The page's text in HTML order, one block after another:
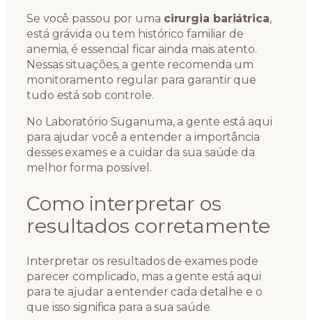
Se você passou por uma cirurgia bariátrica,
está grávida ou tem histórico familiar de
anemia, é essencial ficar ainda mais atento.
Nessas situações, a gente recomenda um
monitoramento regular para garantir que
tudo está sob controle.
No Laboratório Suganuma, a gente está aqui
para ajudar você a entender a importância
desses exames e a cuidar da sua saúde da
melhor forma possível.
Como interpretar os
resultados corretamente
Interpretar os resultados de exames pode
parecer complicado, mas a gente está aqui
para te ajudar a entender cada detalhe e o
que isso significa para a sua saúde.